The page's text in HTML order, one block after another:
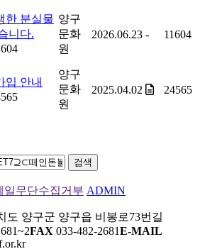
한 분실물
니다.
양구
문화
원
2026.06.23 - 11604
입 안내
양구
문화
원
2025.04.02 24565
검색
일무단수집거부 ADMIN
도 양구군 양구읍 비봉로73번길
FAX 033-482-2681E-MAIL